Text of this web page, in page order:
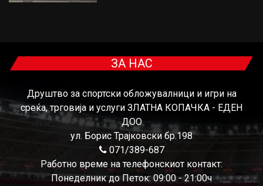
ЗА НАС
Друштво за спортски обложувалници и игри на
среќа, трговија и услуги ЗЛАТНА КОПАЧКА - ЕДЕН
ДОО
ул. Борис Трајковски бр.198
071/389-687
Работно време на телефонскиот контакт:
Понеделник до Петок: 09:00 - 21:00ч